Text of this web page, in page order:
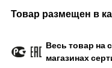
Товар размещен в
Весь товар на
магазинах